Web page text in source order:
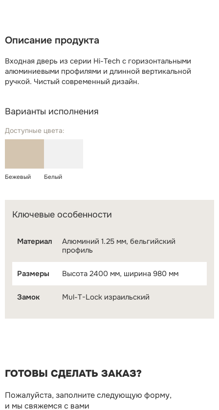
Описание продукта
Входная дверь из серии Hi-Tech с горизонтальными
алюминиевыми профилями и длинной вертикальной
ручкой. Чистый современный дизайн.
Варианты исполнения
Доступные цвета:
Бежевый Белый
Ключевые особенности
Материал
Алюминий 1.25 мм, бельгийский
профиль
Размеры Высота 2400 мм, ширина 980 мм
Замок Mul-T-Lock израильский
ГОТОВЫ СДЕЛАТЬ ЗАКАЗ?
Пожалуйста, заполните следующую форму,
и мы свяжемся с вами